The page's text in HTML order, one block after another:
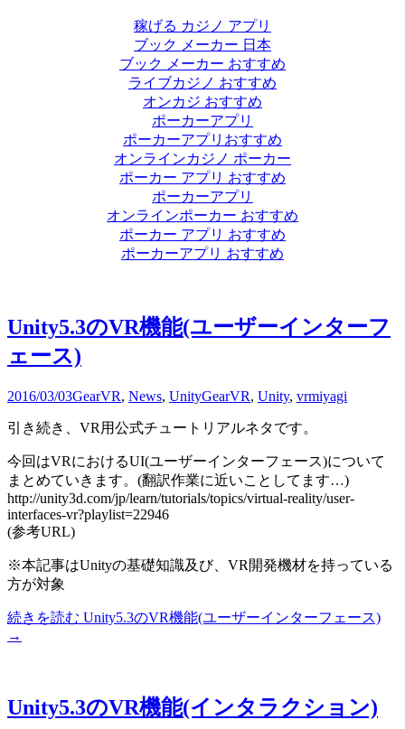
稼げる カジノ アプリ
ブック メーカー 日本
ブック メーカー おすすめ
ライブカジノ おすすめ
オンカジ おすすめ
ポーカーアプリ
ポーカーアプリおすすめ
オンラインカジノ ポーカー
ポーカー アプリ おすすめ
ポーカーアプリ
オンラインポーカー おすすめ
ポーカー アプリ おすすめ
ポーカーアプリ おすすめ
Unity5.3のVR機能(ユーザーインターフ
ェース)
2016/03/03GearVR, News, UnityGearVR, Unity, vrmiyagi
引き続き、VR用公式チュートリアルネタです。
今回はVRにおけるUI(ユーザーインターフェース)について
まとめていきます。(翻訳作業に近いことしてます…)
http://unity3d.com/jp/learn/tutorials/topics/virtual-reality/user-
interfaces-vr?playlist=22946
(参考URL)
※本記事はUnityの基礎知識及び、VR開発機材を持っている
方が対象
続きを読む Unity5.3のVR機能(ユーザーインターフェース)
→
Unity5.3のVR機能(インタラクション)